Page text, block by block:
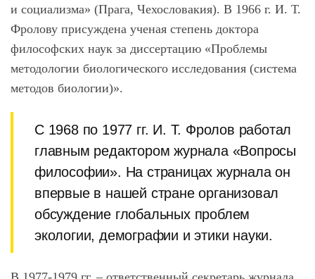
и социализма» (Прага, Чехословакия). В 1966 г. И. Т.
Фролову присуждена ученая степень доктора
философских наук за диссертацию «Проблемы
методологии биологического исследования (система
методов биологии)».
С 1968 по 1977 гг. И. Т. Фролов работал
главным редактором журнала «Вопросы
философии». На страницах журнала он
впервые в нашей стране организовал
обсуждение глобальных проблем
экологии, демографии и этики науки.